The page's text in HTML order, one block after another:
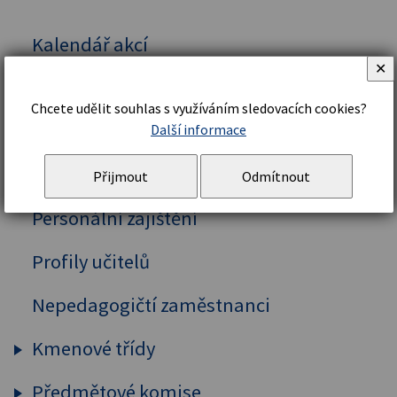
Kalendář akcí
Organizační řád a struktura
Školní řád
Personální zajištění
Profily učitelů
Nepedagogičtí zaměstnanci
Kmenové třídy
Prima
Chcete udělit souhlas s využíváním sledovacích cookies?
Další informace
Přijmout Odmítnout
✕